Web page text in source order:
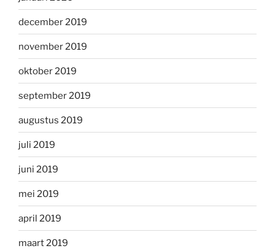
december 2019
november 2019
oktober 2019
september 2019
augustus 2019
juli 2019
juni 2019
mei 2019
april 2019
maart 2019